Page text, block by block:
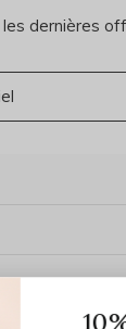
les dernières